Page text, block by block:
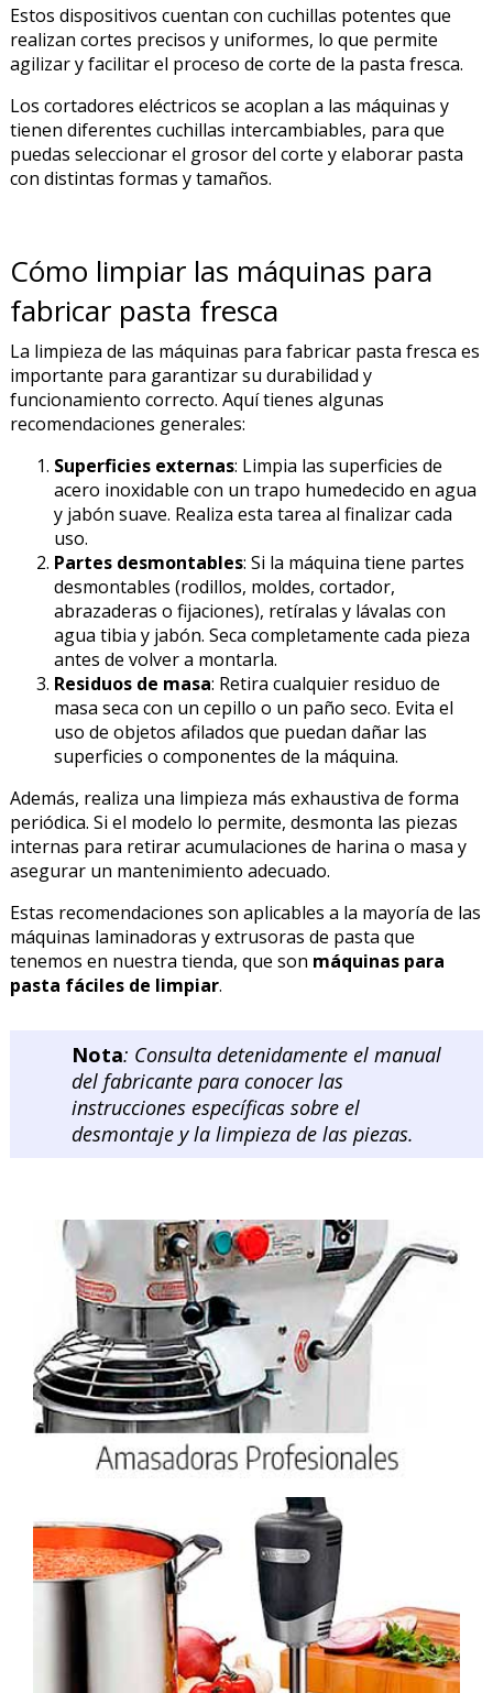
Estos dispositivos cuentan con cuchillas potentes que
realizan cortes precisos y uniformes, lo que permite
agilizar y facilitar el proceso de corte de la pasta fresca.
Los cortadores eléctricos se acoplan a las máquinas y
tienen diferentes cuchillas intercambiables, para que
puedas seleccionar el grosor del corte y elaborar pasta
con distintas formas y tamaños.
Cómo limpiar las máquinas para
fabricar pasta fresca
La limpieza de las máquinas para fabricar pasta fresca es
importante para garantizar su durabilidad y
funcionamiento correcto. Aquí tienes algunas
recomendaciones generales:
Superficies externas: Limpia las superficies de
acero inoxidable con un trapo humedecido en agua
y jabón suave. Realiza esta tarea al finalizar cada
uso.
Partes desmontables: Si la máquina tiene partes
desmontables (rodillos, moldes, cortador,
abrazaderas o fijaciones), retíralas y lávalas con
agua tibia y jabón. Seca completamente cada pieza
antes de volver a montarla.
Residuos de masa: Retira cualquier residuo de
masa seca con un cepillo o un paño seco. Evita el
uso de objetos afilados que puedan dañar las
superficies o componentes de la máquina.
Además, realiza una limpieza más exhaustiva de forma
periódica. Si el modelo lo permite, desmonta las piezas
internas para retirar acumulaciones de harina o masa y
asegurar un mantenimiento adecuado.
Estas recomendaciones son aplicables a la mayoría de las
máquinas laminadoras y extrusoras de pasta que
tenemos en nuestra tienda, que son máquinas para
pasta fáciles de limpiar.
Nota: Consulta detenidamente el manual
del fabricante para conocer las
instrucciones específicas sobre el
desmontaje y la limpieza de las piezas.